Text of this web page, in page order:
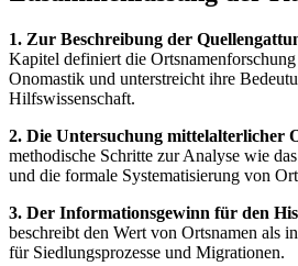
1. Zur Beschreibung der
Kapitel definiert die
Onomastik und unterstreicht ihre
Hilfswissenschaft.
2. Die Untersuchung mittelalterlicher
methodische Schritte zur Analyse wie
und die formale Systematisierung von
3. Der Informationsgewinn für den
beschreibt den Wert von Ortsnamen als
für Siedlungsprozesse und Migrationen.